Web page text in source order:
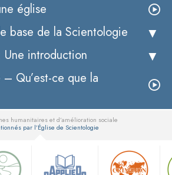
église
base de la Scientologie
introduction
Qu’est-ce que la
humanitaires et d’amélioration sociale
par l’Église de Scientologie